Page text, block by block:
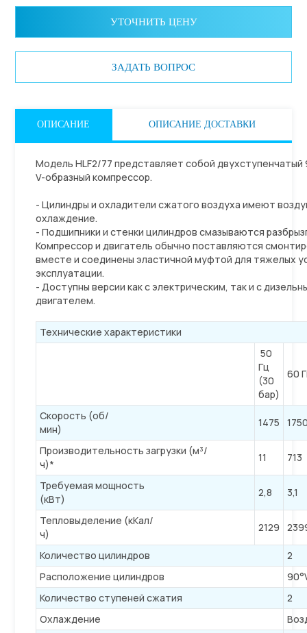
УТОЧНИТЬ ЦЕНУ
ЗАДАТЬ ВОПРОС
ОПИСАНИЕ ОПИСАНИЕ ДОСТАВКИ
Модель HLF2/77 представляет собой двухступенчатый
V-образный компрессор.
- Цилиндры и охладители сжатого воздуха имеют
охлаждение.
- Подшипники и стенки цилиндров смазываются
Компрессор и двигатель обычно поставляются
вместе и соединены эластичной муфтой для тяжелых
эксплуатации.
- Доступны версии как с электрическим, так и с
двигателем.
Технические характеристики
50
Гц
(30
бар)
60
Скорость (об/
мин)
1475
Производительность загрузки (м³/
ч)*
11 713
Требуемая мощность
(кВт)
2,8 3,1
Тепловыделение (кКал/
ч)
2129
Количество цилиндров
2
Расположение цилиндров
Количество ступеней сжатия
2
Охлаждение